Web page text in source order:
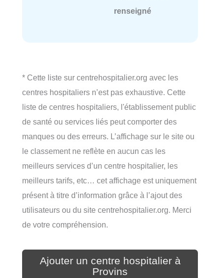
renseigné
* Cette liste sur centrehospitalier.org avec les
centres hospitaliers n’est pas exhaustive. Cette
liste de centres hospitaliers, l'établissement public
de santé ou services liés peut comporter des
manques ou des erreurs. L’affichage sur le site ou
le classement ne reflète en aucun cas les
meilleurs services d’un centre hospitalier, les
meilleurs tarifs, etc… cet affichage est uniquement
présent à titre d’information grâce à l’ajout des
utilisateurs ou du site centrehospitalier.org. Merci
de votre compréhension.
Ajouter un centre hospitalier à
Provins